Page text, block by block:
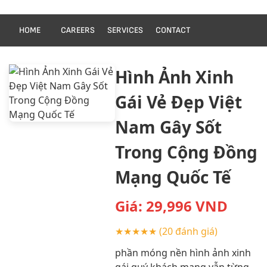
HOME CAREERS SERVICES CONTACT
Hình Ảnh Xinh
Gái Vẻ Đẹp Việt
Nam Gây Sốt
Trong Cộng Đồng
Mạng Quốc Tế
Giá: 29,996 VND
★★★★★ (20 đánh giá)
phần móng nền hình ảnh xinh